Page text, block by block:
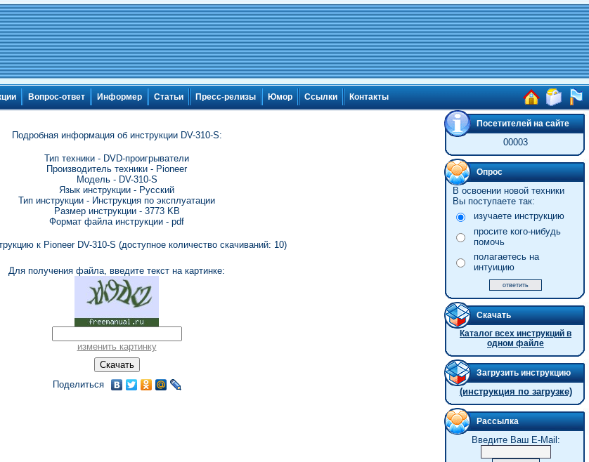
Вопрос-ответ Информер Статьи Пресс-релизы Юмор Ссылки Контакты
Подробная информация об инструкции DV-310-S:
Тип техники - DVD-проигрыватели
Производитель техники - Pioneer
Модель - DV-310-S
Язык инструкции - Русский
Тип инструкции - Инструкция по эксплуатации
Размер инструкции - 3773 KB
Формат файла инструкции - pdf
к Pioneer DV-310-S (доступное количество скачиваний: 10)
Для получения файла, введите текст на картинке:
изменить картинку
Поделиться
Посетителей на сайте
00003
Опрос
В освоении новой техники
Вы поступаете так:
изучаете инструкцию
просите кого-нибудь
помочь
полагаетесь на
интуицию
Скачать
Каталог всех инструкций в
одном файле
Загрузить инструкцию
(инструкция по загрузке)
Рассылка
Введите Ваш E-Mail: